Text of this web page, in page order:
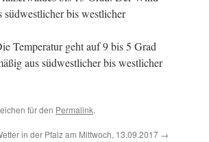
südwestlicher bis westlicher
Temperatur geht auf 9 bis 5 Grad
aus südwestlicher bis westlicher
für den Permalink.
in der Pfalz am Mittwoch, 13.09.2017 →